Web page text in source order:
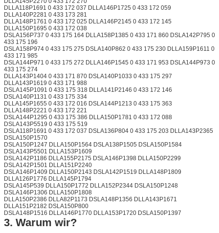
DLLA118P1691 0 433 172 037 DLLA146P1725 0 433 172 059
DLLA140P2281 0 433 173 281
DLLA148P1761 0 433 172 025 DLLA146P2145 0 433 172 145
DLLA150P1695 0 433 172 038
DSLA156P737 0 433 175 164 DLLA158P1385 0 433 171 860 DSLA142P795 0
433 175 196
DSLA158P974 0 433 175 275 DSLA140P862 0 433 175 230 DLLA159P1611 0
433 171 985
DSLA144P971 0 433 175 272 DLLA146P1545 0 433 171 953 DSLA144P973 0
433 175 274
DLLA143P1404 0 433 171 870 DSLA140P1033 0 433 175 297
DLLA143P1619 0 433 171 988
DSLA145P1091 0 433 175 318 DLLA141P2146 0 433 172 146
DSLA140P1131 0 433 175 334
DLLA145P1655 0 433 172 016 DSLA144P1213 0 433 175 363
DLLA148P2221 0 433 172 221
DSLA144P1295 0 433 175 386 DLLA150P1781 0 433 172 088
DSLA143P5519 0 433 175 519
DSLA118P1691 0 433 172 037 DSLA136P804 0 433 175 203 DLLA143P2365
DSLA150P1570
DSLA150P1247 DLLA150P1564 DSLA138P1505 DSLA150P1584
DSLA143P5501 DLLA153P1609
DSLA142P1186 DLLA155P2175 DSLA146P1398 DLLA150P2299
DSLA142P1501 DLLA151P2240
DSLA146P1409 DLLA150P2143 DSLA142P1519 DLLA148P1809
DLLA126P1776 DLLA145P1794
DSLA145P539 DLLA150P1772 DLLA152P2344 DSLA150P1248
DSLA146P1306 DLLA150P1808
DLLA150P2386 DLLA82P1173 DSLA148P1356 DLLA143P1671
DLLA151P2182 DSLA150P800
DSLA148P1516 DLLA146P1770 DLLA153P1720 DSLA150P1397
3. Warum wir?